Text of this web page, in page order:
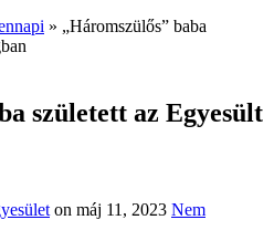
» „Háromszülős” baba
született az Egyesült
on máj 11, 2023 Nem